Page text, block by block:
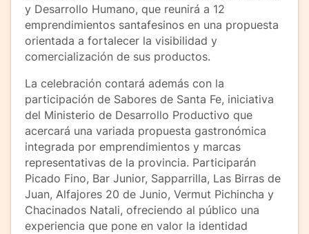
y Desarrollo Humano, que reunirá a 12
emprendimientos santafesinos en una propuesta
orientada a fortalecer la visibilidad y
comercialización de sus productos.
La celebración contará además con la
participación de Sabores de Santa Fe, iniciativa
del Ministerio de Desarrollo Productivo que
acercará una variada propuesta gastronómica
integrada por emprendimientos y marcas
representativas de la provincia. Participarán
Picado Fino, Bar Junior, Sapparrilla, Las Birras de
Juan, Alfajores 20 de Junio, Vermut Pichincha y
Chacinados Natali, ofreciendo al público una
experiencia que pone en valor la identidad